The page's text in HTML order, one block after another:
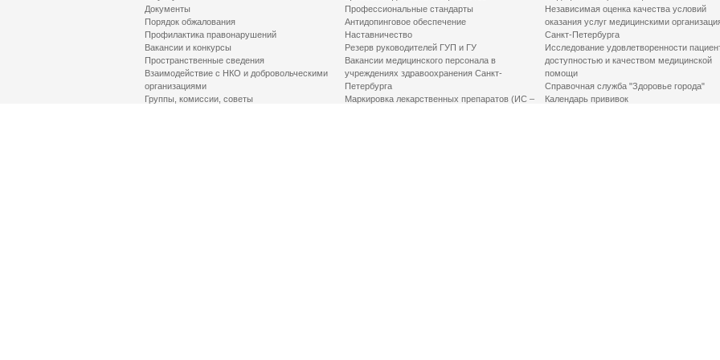
Документы
Порядок обжалования
Профилактика правонарушений
Вакансии и конкурсы
Пространственные сведения
Взаимодействие с НКО и добровольческими
организациями
Группы, комиссии, советы
Профессиональные стандарты
Антидопинговое обеспечение
Наставничество
Резерв руководителей ГУП и ГУ
Вакансии медицинского персонала в
учреждениях здравоохранения Санкт-
Петербурга
Маркировка лекарственных препаратов (ИС –
Независимая оценка качества условий
оказания услуг медицинскими
Санкт-Петербурга
Исследование удовлетворенности
доступностью и качеством медицинской
помощи
Справочная служба "Здоровье города"
Календарь прививок